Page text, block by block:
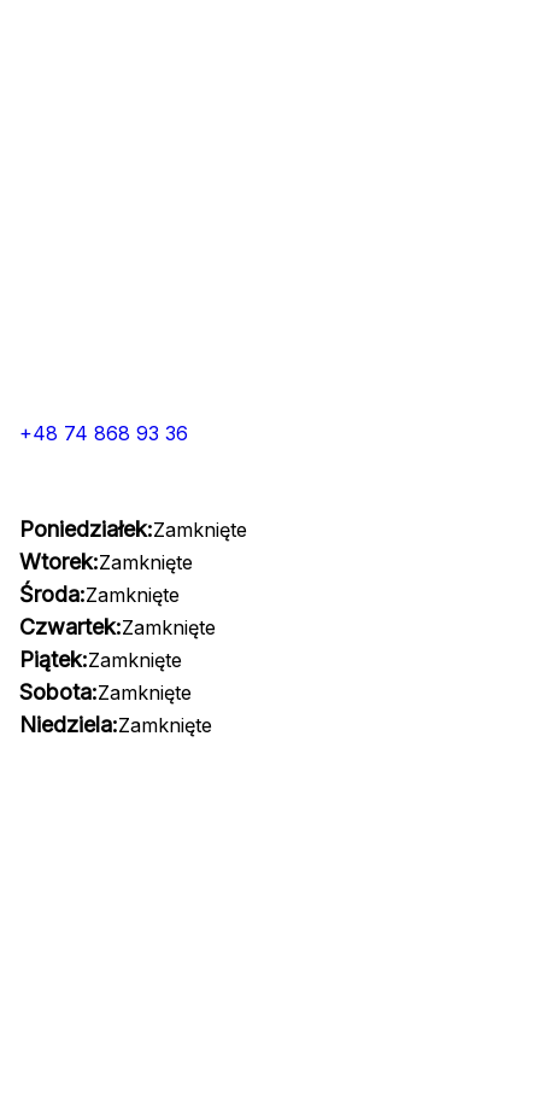
+48 74 868 93 36
Poniedziałek:Zamknięte
Wtorek:Zamknięte
Środa:Zamknięte
Czwartek:Zamknięte
Piątek:Zamknięte
Sobota:Zamknięte
Niedziela:Zamknięte